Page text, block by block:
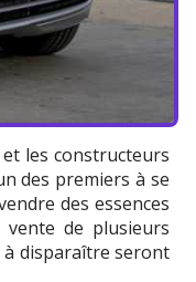
et les constructeurs
des premiers à se
des essences
de plusieurs
à disparaître seront